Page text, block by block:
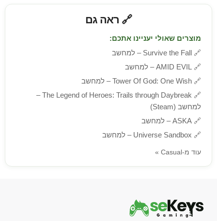
🔗 ראה גם
מוצרים שאולי יעניינו אתכם:
🔗 Survive the Fall – למחשב
🔗 AMID EVIL – למחשב
🔗 Tower Of God: One Wish – למחשב
🔗
The Legend of Heroes: Trails through Daybreak –
למחשב (Steam)
🔗 ASKA – למחשב
🔗 Universe Sandbox – למחשב
עוד מ-Casual »